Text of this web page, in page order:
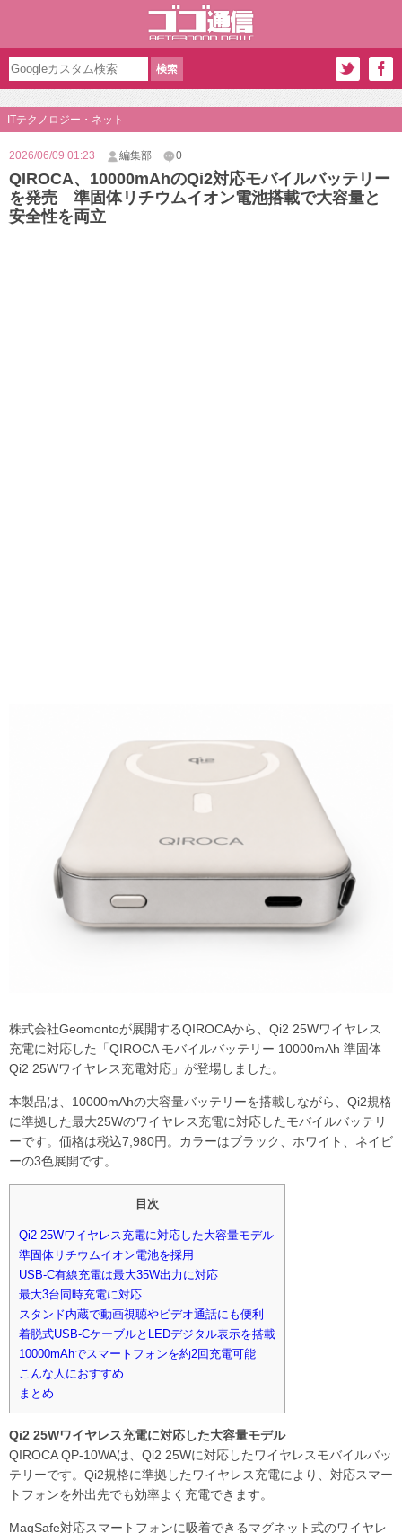
ITテクノロジー・ネット
2026/06/09 01:23 編集部 0
QIROCA、10000mAhのQi2対応モバイルバッテリー
を発売 準固体リチウムイオン電池搭載で大容量と
安全性を両立
株式会社Geomontoが展開するQIROCAから、Qi2 25Wワイヤレス
充電に対応した「QIROCA モバイルバッテリー 10000mAh 準固体
Qi2 25Wワイヤレス充電対応」が登場しました。
本製品は、10000mAhの大容量バッテリーを搭載しながら、Qi2規格
に準拠した最大25Wのワイヤレス充電に対応したモバイルバッテリ
ーです。価格は税込7,980円。カラーはブラック、ホワイト、ネイビ
ーの3色展開です。
目次
Qi2 25Wワイヤレス充電に対応した大容量モデル
準固体リチウムイオン電池を採用
USB-C有線充電は最大35W出力に対応
最大3台同時充電に対応
スタンド内蔵で動画視聴やビデオ通話にも便利
着脱式USB-CケーブルとLEDデジタル表示を搭載
10000mAhでスマートフォンを約2回充電可能
こんな人におすすめ
まとめ
Qi2 25Wワイヤレス充電に対応した大容量モデル
QIROCA QP-10WAは、Qi2 25Wに対応したワイヤレスモバイルバッ
テリーです。Qi2規格に準拠したワイヤレス充電により、対応スマー
トフォンを外出先でも効率よく充電できます。
MagSafe対応スマートフォンに吸着できるマグネット式のワイヤレ